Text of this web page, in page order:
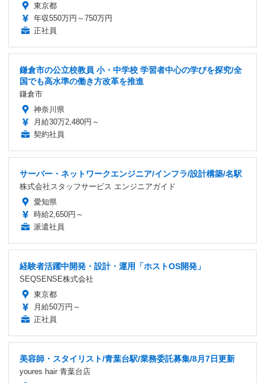
東京都
年収550万円～750万円
正社員
鎌倉市の公立校教員 小・中学校 学習者中心の学びを探究/全
国でも高水準の働き方改革を推進
鎌倉市
神奈川県
月給30万2,480円～
契約社員
サーバー・ネットワークエンジニア/インフラ/設計構築/名駅
株式会社スタッフサービス エンジニアガイド
愛知県
時給2,650円～
派遣社員
経験者活躍中開発・設計・運用「ホストOS開発」
SEQSENSE株式会社
東京都
月給50万円～
正社員
美容師・スタイリスト/青葉台駅/業務委託募集/8月7日更新
youres hair 青葉台店